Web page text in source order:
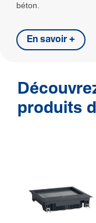
béton.
En savoir +
produits